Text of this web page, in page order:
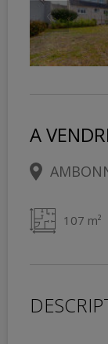
A
107 m²